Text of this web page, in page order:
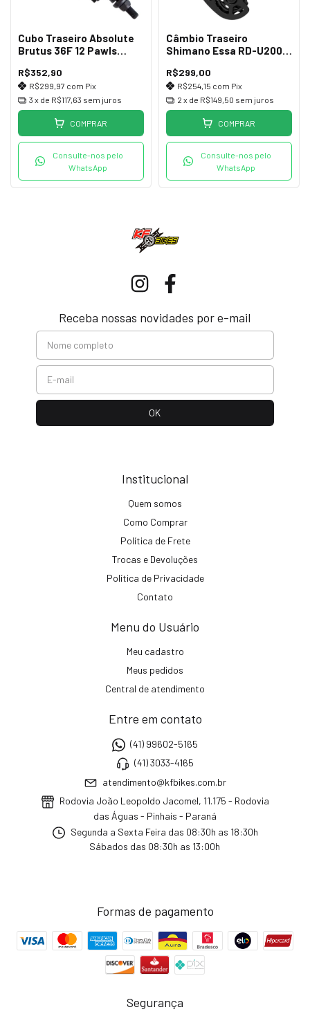
Cubo Traseiro Absolute
Brutus 36F 12 Pawls
R$352,90
R$299,97 com Pix
3 x de R$117,63 sem juros
COMPRAR
Consulte-nos pelo
WhatsApp
Câmbio Traseiro
Shimano Essa RD-U2000
R$299,00
R$254,15 com Pix
2 x de R$149,50 sem juros
COMPRAR
Consulte-nos pelo
WhatsApp
Receba nossas novidades por e-mail
Institucional
Quem somos
Como Comprar
Política de Frete
Trocas e Devoluções
Política de Privacidade
Contato
Menu do Usuário
Meu cadastro
Meus pedidos
Central de atendimento
Entre em contato
(41) 99602-5165
(41) 3033-4165
atendimento@kfbikes.com.br
Rodovia João Leopoldo Jacomel, 11.175 - Rodovia
das Águas - Pinhais - Paraná
Segunda a Sexta Feira das 08:30h as 18:30h
Sábados das 08:30h as 13:00h
Formas de pagamento
Segurança